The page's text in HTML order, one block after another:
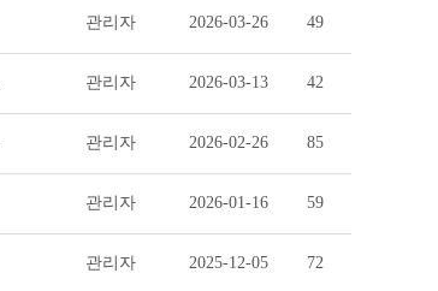
관리자 2026-03-26 49
관리자 2026-03-13 42
관리자 2026-02-26 85
관리자 2026-01-16 59
관리자 2025-12-05 72